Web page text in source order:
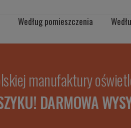
Według pomieszczenia
manufaktury
DARMOWA